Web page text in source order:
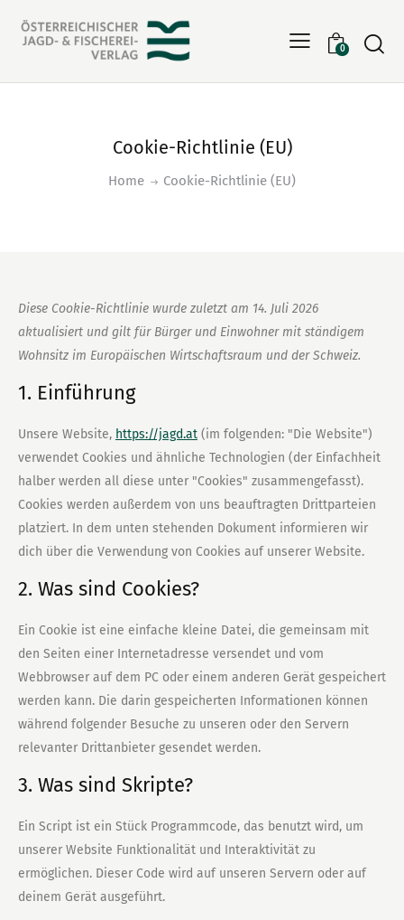
0
Cookie-Richtlinie (EU)
Home Cookie-Richtlinie (EU)
Diese Cookie-Richtlinie wurde zuletzt am 14. Juli 2026
aktualisiert und gilt für Bürger und Einwohner mit ständigem
Wohnsitz im Europäischen Wirtschaftsraum und der Schweiz.
1. Einführung
Unsere Website, https://jagd.at (im folgenden: "Die Website")
verwendet Cookies und ähnliche Technologien (der Einfachheit
halber werden all diese unter "Cookies" zusammengefasst).
Cookies werden außerdem von uns beauftragten Drittparteien
platziert. In dem unten stehenden Dokument informieren wir
dich über die Verwendung von Cookies auf unserer Website.
2. Was sind Cookies?
Ein Cookie ist eine einfache kleine Datei, die gemeinsam mit
den Seiten einer Internetadresse versendet und vom
Webbrowser auf dem PC oder einem anderen Gerät gespeichert
werden kann. Die darin gespeicherten Informationen können
während folgender Besuche zu unseren oder den Servern
relevanter Drittanbieter gesendet werden.
3. Was sind Skripte?
Ein Script ist ein Stück Programmcode, das benutzt wird, um
unserer Website Funktionalität und Interaktivität zu
ermöglichen. Dieser Code wird auf unseren Servern oder auf
deinem Gerät ausgeführt.